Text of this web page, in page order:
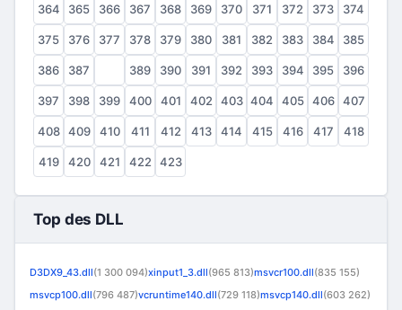
364 365 366 367 368 369 370 371 372 373 374
375 376 377 378 379 380 381 382 383 384 385
386 387 389 390 391 392 393 394 395 396
397 398 399 400 401 402 403 404 405 406 407
408 409 410 411 412 413 414 415 416 417 418
419 420 421 422 423
Top des DLL
D3DX9_43.dll(1 300 094)xinput1_3.dll(965 813)msvcr100.dll(835 155)
msvcp100.dll(796 487)vcruntime140.dll(729 118)msvcp140.dll(603 262)